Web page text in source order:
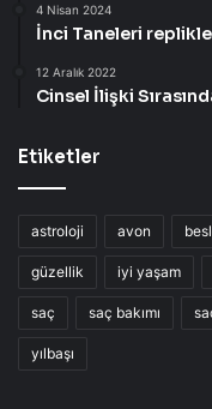
4 Nisan 2024
İnci Taneleri
12 Aralık 2022
Cinsel İlişki
Etiketler
astroloji avon
güzellik iyi yaşam
saç saç bakımı
yılbaşı